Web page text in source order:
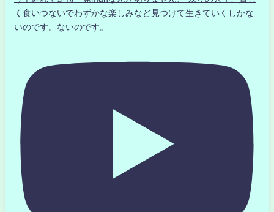
く食いつないでわずかな楽しみなど見つけて生きていくしかな
いのです。ないのです。